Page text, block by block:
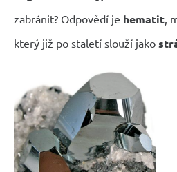
zabránit? Odpovědí je hematit ,
který již po staletí slouží jako